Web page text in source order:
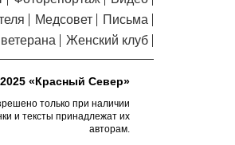
на выборах
после
фонтан в
области в
самого лучшего
Медсовет
Письма
Женский клуб
«Красный Север»
только при наличии
и тексты принадлежат их
авторам.